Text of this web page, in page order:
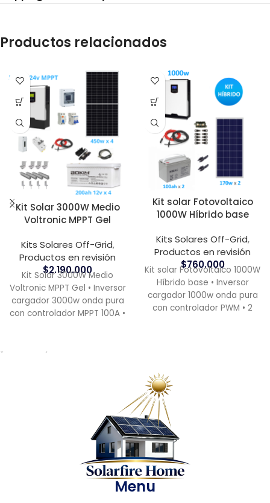
Productos relacionados
Kit Solar 3000W Medio
Voltronic MPPT Gel
Kits Solares Off-Grid,
Productos en revisión
$2.190.000
Kit Solar 3000W Medio
Voltronic MPPT Gel • Inversor
cargador 3000w onda pura
con controlador MPPT 100A •
Kit solar Fotovoltaico
1000W Híbrido base
Kits Solares Off-Grid,
Productos en revisión
$760.000
Kit solar Fotovoltaico 1000W
Híbrido base • Inversor
cargador 1000w onda pura
con controlador PWM • 2
Menu